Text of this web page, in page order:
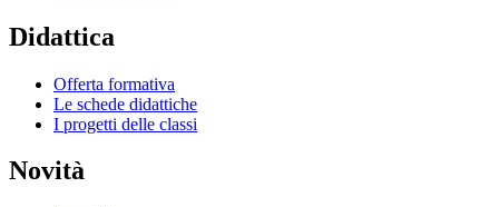
Didattica
Offerta formativa
Le schede didattiche
I progetti delle classi
Novità